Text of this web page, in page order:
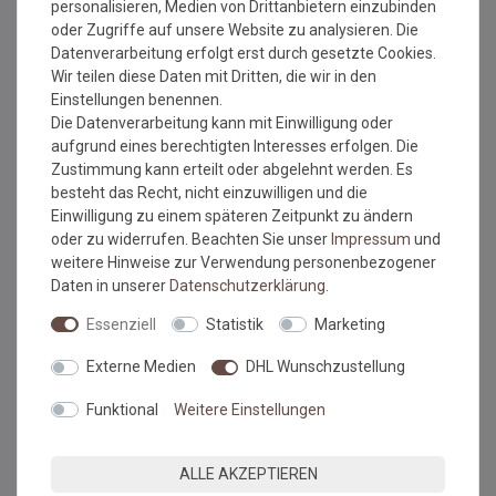
Temperaturen über 28°C
auf vorhandenem Teppich/Teppichboden
auf keramischen Fliesen mit Fugenbreite ab 4 mm
Gesundheit:
formaldehydfrei
phthalatfrei
bleifrei, keine Schwermetalle
Lösemittelfrei
keine schädlichen Weichmacher
kein Klebstoff
100 % recyclebar, bis zu 35 % Recycling-Material bereits
im Produkt enthalten: Schonung der Ressourcen
100 % REACH-konform, phthalatfrei, formaldehydfrei:
MEHR INFORMATIONEN ZUM EU VERANTWORTLICHEN »
personalisieren, Medien von Drittanbietern einzubinden
oder Zugriffe auf unsere Website zu analysieren. Die
Datenverarbeitung erfolgt erst durch gesetzte Cookies.
Wir teilen diese Daten mit Dritten, die wir in den
Einstellungen benennen.
Die Datenverarbeitung kann mit Einwilligung oder
aufgrund eines berechtigten Interesses erfolgen. Die
Zustimmung kann erteilt oder abgelehnt werden. Es
besteht das Recht, nicht einzuwilligen und die
Einwilligung zu einem späteren Zeitpunkt zu ändern
oder zu widerrufen. Beachten Sie unserImpressum und
weitere Hinweise zur Verwendung personenbezogener
Daten in unsererDaten­schutz­erklärung
Essenziell Statistik Marketing
Externe Medien DHL Wunschzustellung
Funktional Weitere Einstellungen
ALLE AKZEPTIEREN